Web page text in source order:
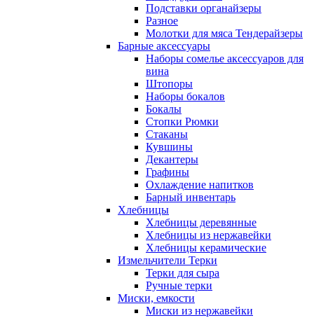
Подставки органайзеры
Разное
Молотки для мяса Тендерайзеры
Барные аксессуары
Наборы сомелье аксессуаров для
вина
Штопоры
Наборы бокалов
Бокалы
Стопки Рюмки
Стаканы
Кувшины
Декантеры
Графины
Охлаждение напитков
Барный инвентарь
Хлебницы
Хлебницы деревянные
Хлебницы из нержавейки
Хлебницы керамические
Измельчители Терки
Терки для сыра
Ручные терки
Миски, емкости
Миски из нержавейки